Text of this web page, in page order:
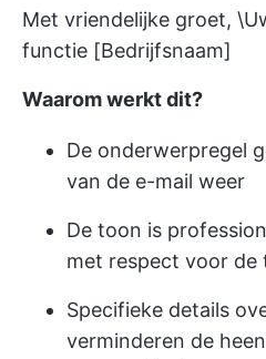
Met vriendelijke groet,
functie [Bedrijfsnaam]
Waarom werkt dit?
De onderwerpregel
van de e-mail weer
De toon is
met respect voor de
Specifieke details
verminderen de